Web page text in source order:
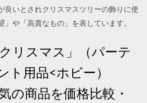
良いとされクリスマスツリーの飾りに使
」や「高貴なもの」を表しています。
リスマス」（パーテ
ト用品<ホビー）
の商品を価格比較・